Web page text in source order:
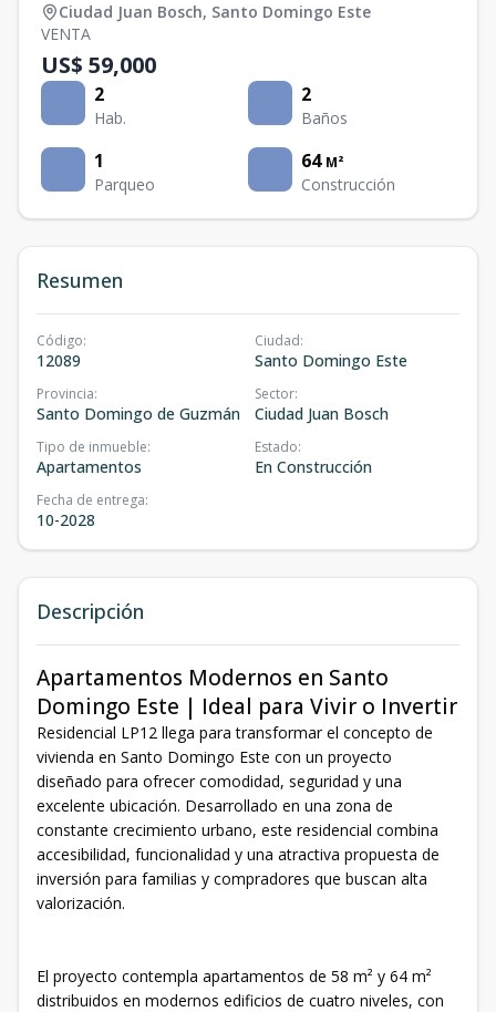
Ciudad Juan Bosch, Santo Domingo Este
VENTA
US$ 59,000
2
Hab.
2
Baños
1
Parqueo
64 M²
Construcción
Resumen
Código:
12089
Ciudad:
Santo Domingo Este
Provincia:
Santo Domingo de Guzmán
Sector:
Ciudad Juan Bosch
Tipo de inmueble:
Apartamentos
Estado:
En Construcción
Fecha de entrega:
10-2028
Descripción
Apartamentos Modernos en Santo
Domingo Este | Ideal para Vivir o Invertir
Residencial LP12 llega para transformar el concepto de
vivienda en Santo Domingo Este con un proyecto
diseñado para ofrecer comodidad, seguridad y una
excelente ubicación. Desarrollado en una zona de
constante crecimiento urbano, este residencial combina
accesibilidad, funcionalidad y una atractiva propuesta de
inversión para familias y compradores que buscan alta
valorización.
El proyecto contempla apartamentos de 58 m² y 64 m²
distribuidos en modernos edificios de cuatro niveles, con